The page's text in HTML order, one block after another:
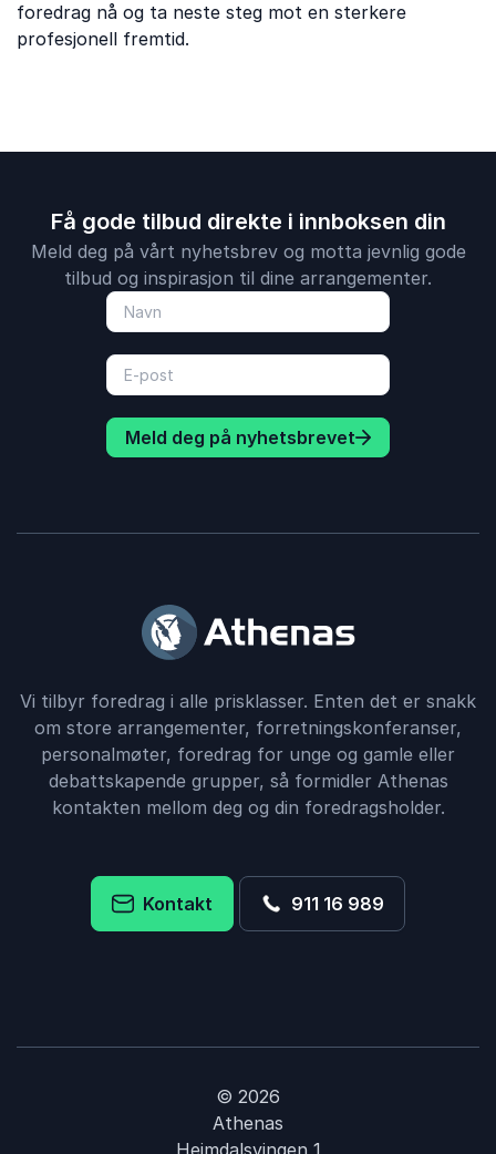
foredrag nå og ta neste steg mot en sterkere
profesjonell fremtid.
Få gode tilbud direkte i innboksen din
Meld deg på vårt nyhetsbrev og motta jevnlig gode
tilbud og inspirasjon til dine arrangementer.
Meld deg på nyhetsbrevet
Vi tilbyr foredrag i alle prisklasser. Enten det er snakk
om store arrangementer, forretningskonferanser,
personalmøter, foredrag for unge og gamle eller
debattskapende grupper, så formidler Athenas
kontakten mellom deg og din foredragsholder.
Kontakt 911 16 989
© 2026
Athenas
Heimdalsvingen 1